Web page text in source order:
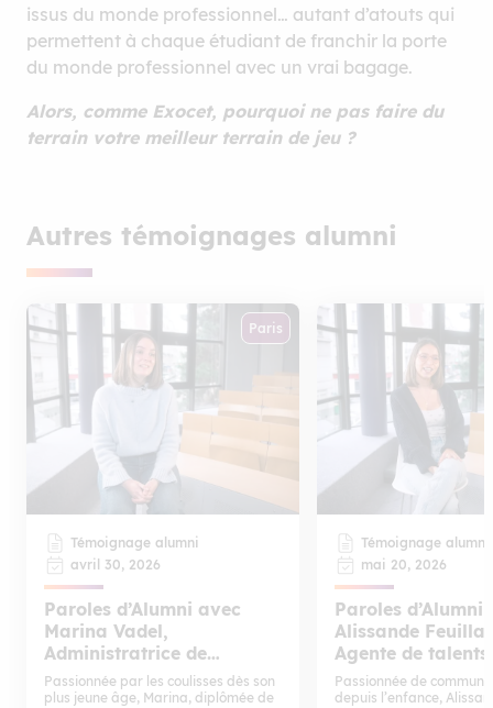
issus du monde professionnel… autant d’atouts qui
permettent à chaque étudiant de franchir la porte
du monde professionnel avec un vrai bagage.
Alors, comme Exocet, pourquoi ne pas faire du
terrain votre meilleur terrain de jeu ?
Autres témoignages alumni
Paris
Témoignage alumni
avril 30, 2026
Paroles d’Alumni avec
Marina Vadel,
Administratrice de
production
Passionnée par les coulisses dès son
plus jeune âge, Marina, diplômée de
Témoignage alumni
mai 20, 2026
Paroles d’Alumni
Alissande
Agente de talents
Passionnée de
depuis l’enfance,